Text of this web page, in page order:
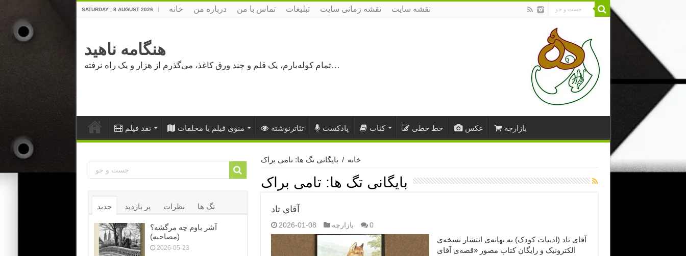
SATURDAY , 8 AUGUST 2026 خانه درباره من تماس با من تبلیغات نقشه زمانی سایت نقشه سایت
هنگامه ناهید
تمام کوله‌بارم، یک قلم و چند ورق کاغذ، می‌گذرم از هزار و یک راه نرفته…
نقد فیلم منوی فیلم با مخلفات تئاترنوشته پادکست کتاب خط خطی عکس بازارچه
خانه / بایگانی تگ ها: تامی براک
بایگانی تگ ها: تامی براک
آقای تاد
2026-01-08 بازارچه 0
آقای تاد (ادبیات کودک) به بهانه‌ی انتشار نسخه‌ی
الکترونیک و رایگان کتاب مصور «قصه‌ی آقای
جدید پر بازدید نظرات تگ ها
آشر باوم چه مرگشه؟
(مصاحبه)
2026-05-23